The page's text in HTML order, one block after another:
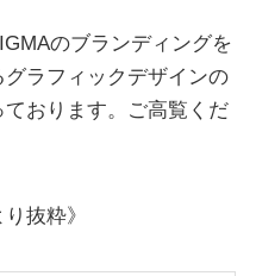
のブランディングを
ラフィックデザインの
おります。ご高覧くだ
抜粋》